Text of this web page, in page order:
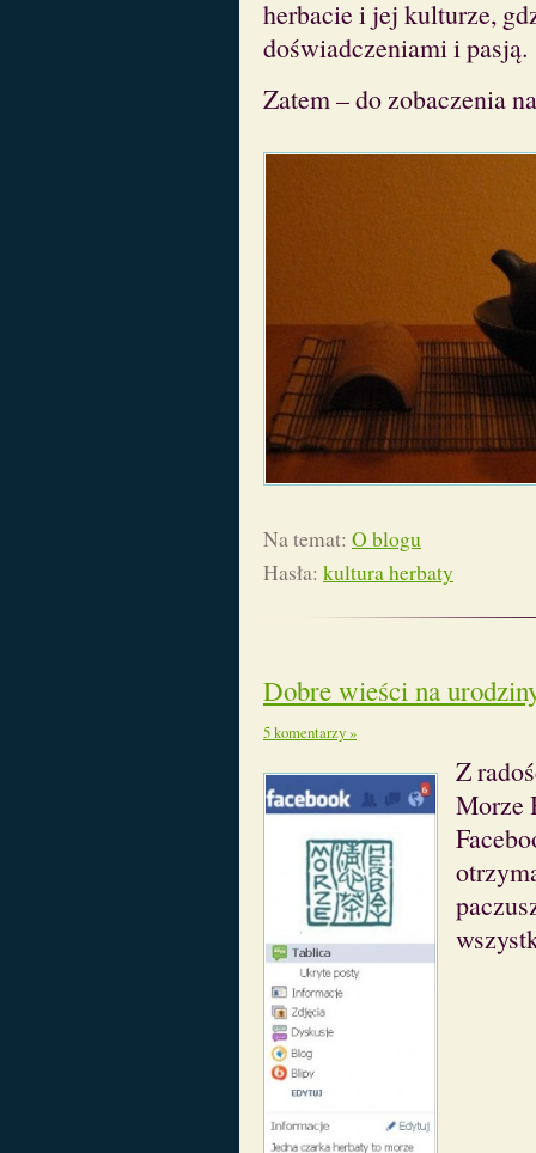
herbacie i jej kulturze,
doświadczeniami i pasją.
Zatem – do zobaczenia
Na temat: O blogu
Hasła: kultura herbaty
Dobre wieści na
5 komentarzy »
Z
Morze